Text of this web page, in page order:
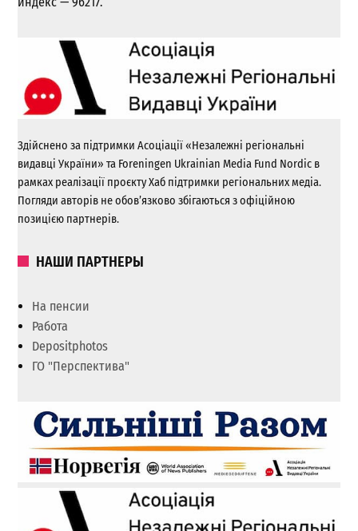
Здійснено за підтримки Асоціації «Незалежні регіональні
видавці України» та Foreningen Ukrainian Media Fund Nordic в
рамках реалізації проєкту Хаб підтримки регіональних медіа.
Погляди авторів не обов’язково збігаються з офіційною
позицією партнерів.
НАШИ ПАРТНЕРЫ
На пенсии
Работа
Depositphotos
ГО "Перспектива"